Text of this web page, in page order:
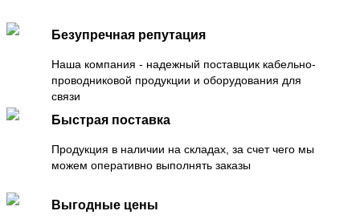
Безупречная репутация
Наша компания - надежный поставщик кабельно-
проводниковой продукции и оборудования для
связи
Быстрая поставка
Продукция в наличии на складах, за счет чего мы
можем оперативно выполнять заказы
Выгодные цены